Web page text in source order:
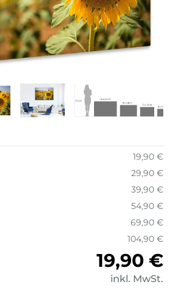
19,90 €
29,90 €
39,90 €
54,90 €
69,90 €
104,90 €
19,90 €
inkl. MwSt.